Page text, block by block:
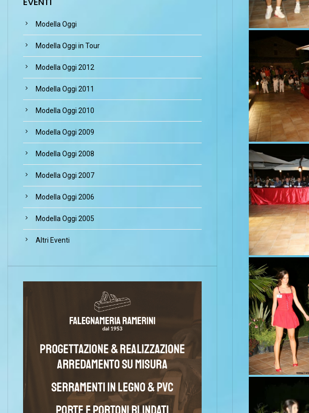
Modella Oggi
Modella Oggi in Tour
Modella Oggi 2012
Modella Oggi 2011
Modella Oggi 2010
Modella Oggi 2009
Modella Oggi 2008
Modella Oggi 2007
Modella Oggi 2006
Modella Oggi 2005
Altri Eventi